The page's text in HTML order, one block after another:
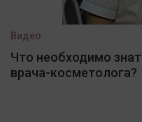
Видео
Что необходимо
врача-косметолога?